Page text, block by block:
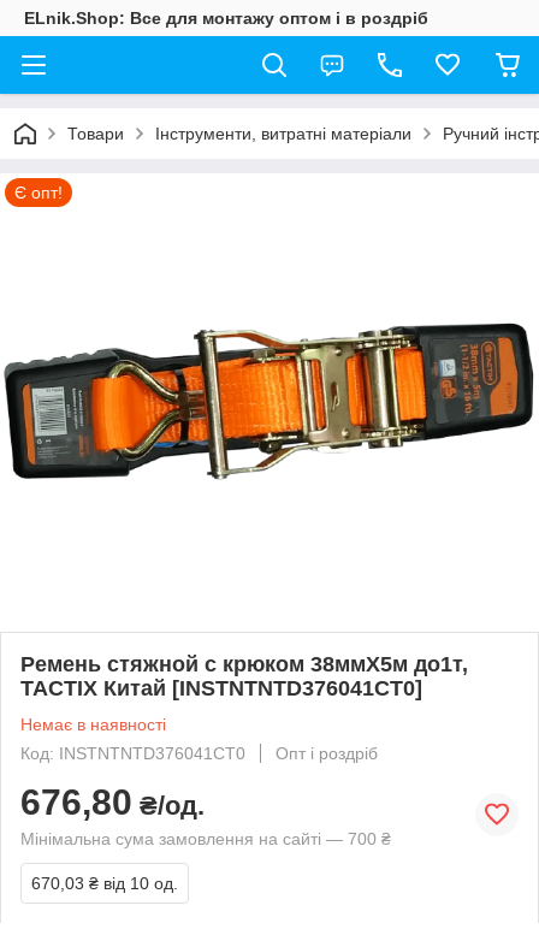
ELnik.Shop: Все для монтажу оптом і в роздріб
Товари Інструменти, витратні матеріали Ручний
Є опт!
Ремень стяжной с крюком 38ммХ5м до1т,
TACTIX Китай [INSTNTNTD376041CT0]
Немає в наявності
Код: INSTNTNTD376041CT0
Опт і роздріб
676,80 ₴/од.
Мінімальна сума замовлення на сайті — 700 ₴
670,03 ₴ від 10 од.